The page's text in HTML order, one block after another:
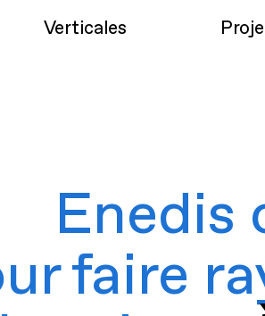
Verticales
Enedis
faire